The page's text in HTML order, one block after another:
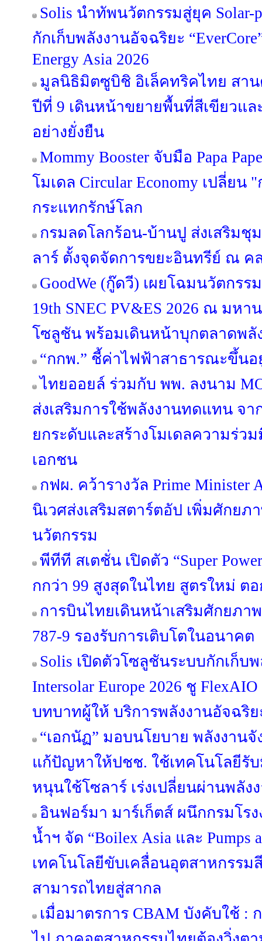
Solis นำทัพนวัตกรรมสู่ยุค Solar-
กักเก็บพลังงานอัจฉริยะ
Energy Asia 2026
มูลนิธิมิตซูบิชิ อิเล็คทริคไทย สา
ปีที่ 9 เดินหน้าขยายพื้นที่สีเขียวแ
อย่างยั่งยืน
Mommy Booster จับมือ Papa
โมเดล Circular Economy เปลี่ยน
กระแทกรักษ์โลก
กรมลดโลกร้อน-บ้านปู ส่งเสริม
ลาร์ ตั้งจุดจัดการขยะอินทรีย์ ณ ค
GoodWe (กู๊ดวี) เผยโฉมนวัตกรร
19th SNEC PV&ES 2026 ณ มห
โซลูชัน พร้อมเดินหน้าบุกตลาดพลั
“กกพ.” ชี้ค่าไฟฟ้าสาธารณะขึ้น
ไทยออยล์ ร่วมกับ พพ. ลงนาม
ส่งเสริมการใช้พลังงานทดแทน จ
ยกระดับและสร้างโมเดลความร่ว
เอกชน
กฟผ. คว้ารางวัล Prime Minister
นิเวศส่งเสริมสตาร์ตอัป เพิ่มศักย
นวัตกรรม
พีทีที สเตชั่น เปิดตัว “Super
กกว่า 99 สูงสุดในไทย สูตรใหม่ ต
การบินไทยเดินหน้าเสริมศักยภา
787-9 รองรับการเติบโตในอนาคต
Solis เปิดตัวโซลูชันระบบกักเก็บ
Intersolar Europe 2026 ชู
บทบาทผู้ให้ บริการพลังงานอัจฉริย
“เอกนัฏ” มอบนโยบาย พลังงาน
แก้ปัญหาให้ปชช. ใช้เทคโนโลยีรั
หนุนใช้โซลาร์ เร่งเปลี่ยนผ่านพลั
อินฟอร์มา มาร์เก็ตส์ ผนึกกรมโร
น้ำฯ จัด “Boilex Asia และ Pumps
เทคโนโลยีขับเคลื่อนอุตสาหกรรม
สามารถไทยสู่สากล
เมื่อมาตรการ CBAM บังคับใช้ :